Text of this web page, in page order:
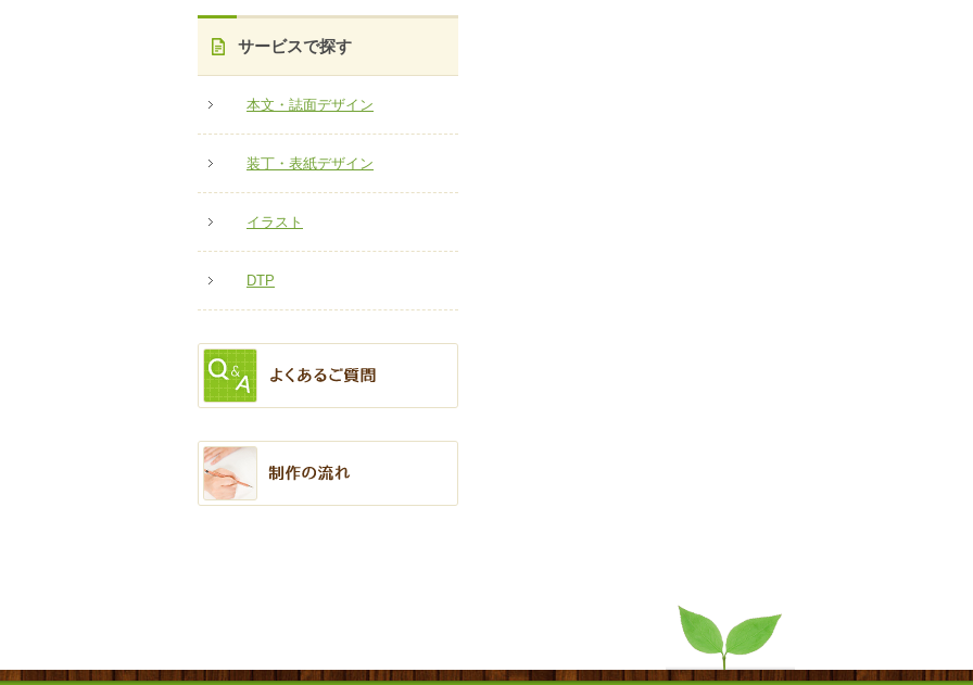
サービスで探す
本文・誌面デザイン
装丁・表紙デザイン
イラスト
DTP